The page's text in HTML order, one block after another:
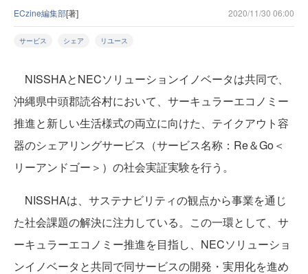
ECzine編集部[著] 2020/11/30 06:00
サービス シェア リユース
NISSHAとNECソリューションイノベータは共同で、
沖縄県中頭郡読谷村において、サーキュラーエコノミー
推進と新しい生活様式の両立に向けた、テイクアウト容
器のシェアリングサービス（サービス名称：Re＆Go＜
リーアンドゴー＞）の社会実証実験を行う。
NISSHAは、サステナビリティの観点から事業を通じ
た社会課題の解決に注力している。この一環として、サ
ーキュラーエコノミー推進を目指し、NECソリューショ
ンイノベータと共同で同サービスの開発・実用化を進め